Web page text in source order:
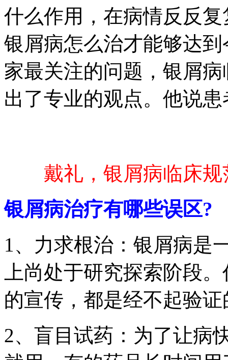
什么作用，在病情反反
银屑病怎么治才能够达
家最关注的问题，银屑
出了专业的观点。他说
戴礼，银屑病临床
银屑病治疗有哪些误区?
1、力求根治：银屑病是
上尚处于研究探索阶段
的宣传，都是经不起验
2、盲目试药：为了让病